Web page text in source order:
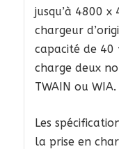
jusqu’à 4800
chargeur
capacité de 40
charge deux
TWAIN ou WIA.
Les
la prise en